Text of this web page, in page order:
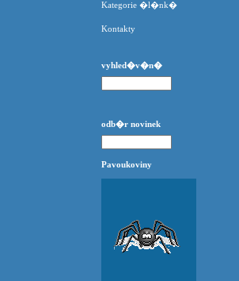
Kategorie �l�nk�
Kontakty
vyhled�v�n�
odb�r novinek
Pavoukoviny